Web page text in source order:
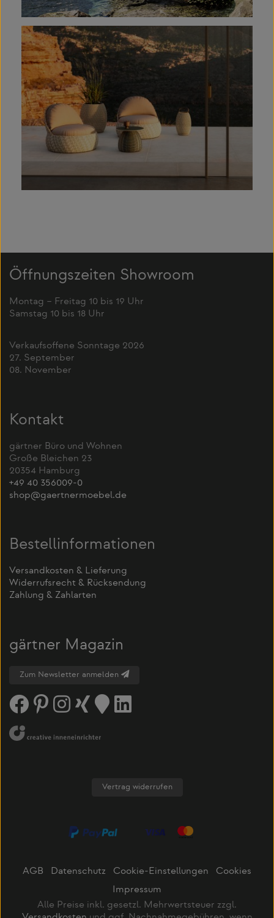
Öffnungszeiten Showroom
Montag – Freitag 10 bis 19 Uhr
Samstag 10 bis 18 Uhr
Verkaufsoffene Sonntage 2026
27. September
08. November
Kontakt
gärtner Büro und Wohnen
Große Bleichen 23
20354 Hamburg
+49 40 356009-0
shop@gaertnermoebel.de
Bestellinformationen
Versandkosten & Lieferung
Widerrufsrecht & Rücksendung
Zahlung & Zahlarten
gärtner Magazin
Zum Newsletter anmelden
Vertrag widerrufen
AGB Datenschutz Cookie-Einstellungen
Cookies
Impressum
Alle Preise inkl. gesetzl. Mehrwertsteuer zzgl.